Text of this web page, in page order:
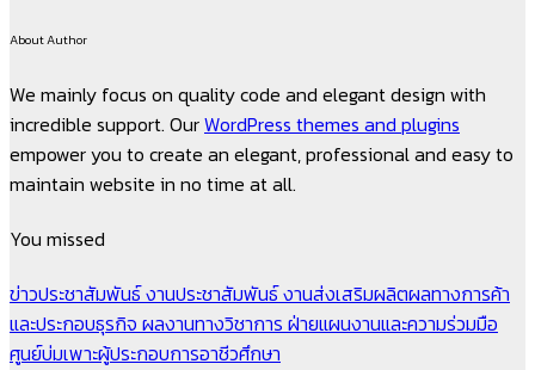
About Author
We mainly focus on quality code and elegant design with
incredible support. OurWordPress themes and plugins
empower you to create an elegant, professional and easy to
maintain website in no time at all.
You missed
ข่าวประชาสัมพันธ์งานประชาสัมพันธ์งานส่งเสริมผลิตผลทางการค้า
และประกอบธุรกิจ ผลงานทางวิชาการ ฝ่ายแผนงานและความร่วมมือ
ศูนย์บ่มเพาะผู้ประกอบการอาชีวศึกษา